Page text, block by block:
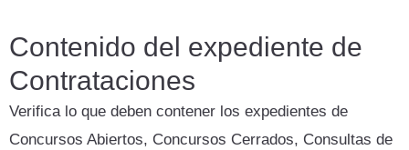
Contenido del expediente de
Contrataciones
Verifica lo que deben contener los expedientes de
Concursos Abiertos, Concursos Cerrados, Consultas de